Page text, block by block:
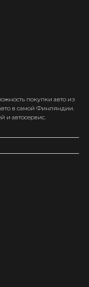
покупки авто из
в самой Финляндии.
и автосервис.